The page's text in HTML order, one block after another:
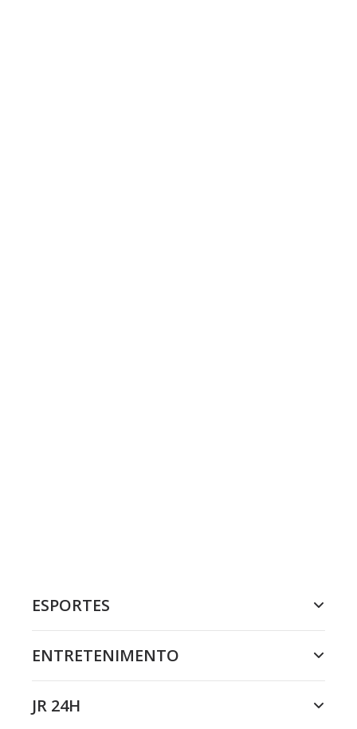
ESPORTES
ENTRETENIMENTO
JR 24H